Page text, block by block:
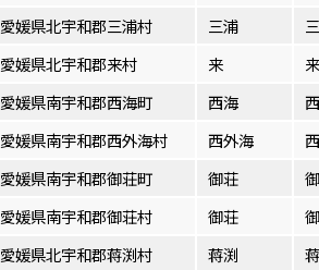
愛媛県北宇和郡三浦村 三浦
愛媛県北宇和郡来村 来
来
愛媛県南宇和郡西海町 西海
愛媛県南宇和郡西外海村 西外海
愛媛県南宇和郡御荘町 御荘
愛媛県南宇和郡御荘村 御荘
愛媛県北宇和郡蒋渕村 蒋渕